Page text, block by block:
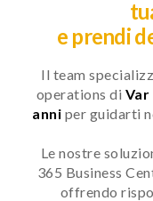
e prendi
Il team
operations di Var
anni per guidarti
Le nostre
365 Business
offrendo